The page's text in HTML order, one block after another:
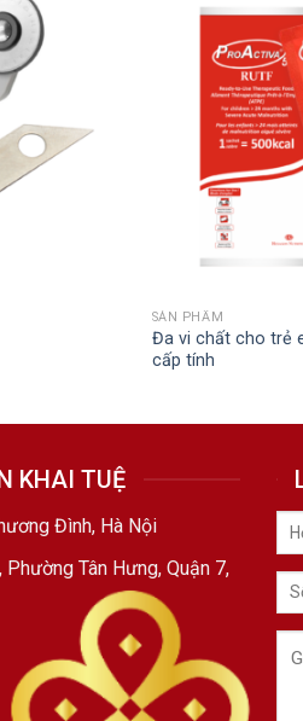
SẢN PHẨM
Đa vi chất cho trẻ
cấp tính
KHAI TUỆ
Đình, Hà Nội
Tân Hưng, Quận 7,